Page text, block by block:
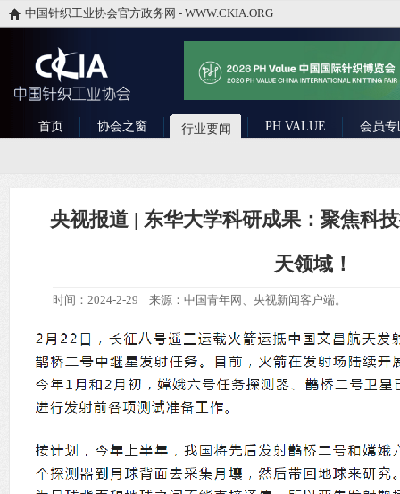
中国针织工业协会官方政务网 - WWW.CKIA.ORG
首页 协会之窗 行业要闻 PH VALUE 会员专
央视报道 | 东华大学科研成果：聚焦科
天领域！
时间：2024-2-29 来源：中国青年网、央视新闻客户端。